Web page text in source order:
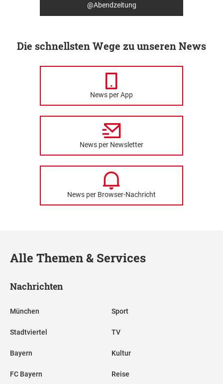
@Abendzeitung
Die schnellsten Wege zu unseren News
News per App
News per Newsletter
News per Browser-Nachricht
Alle Themen & Services
Nachrichten
München
Stadtviertel
Bayern
FC Bayern
Sport
TV
Kultur
Reise